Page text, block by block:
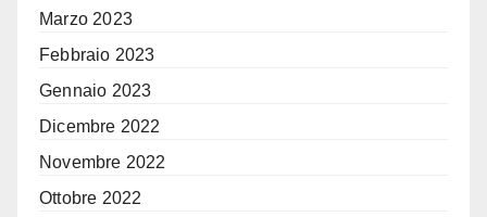
Marzo 2023
Febbraio 2023
Gennaio 2023
Dicembre 2022
Novembre 2022
Ottobre 2022